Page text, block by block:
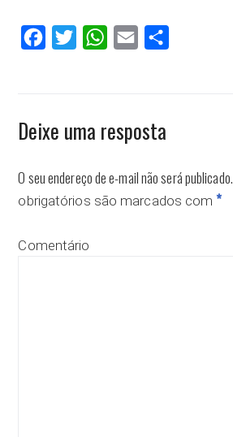
FacebookTwitter WhatsApp
Email
Deixe uma resposta
O seu endereço de e-mail não será publicado.
obrigatórios são marcados com *
Comentário